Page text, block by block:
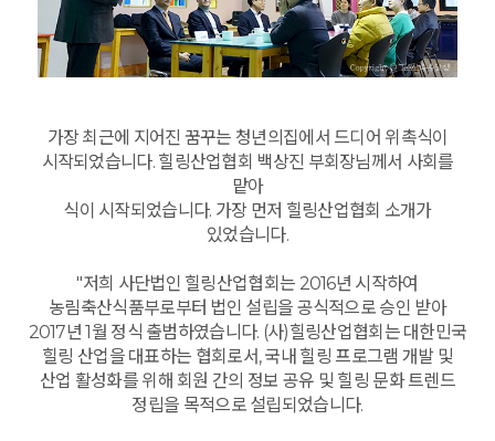
가장 최근에 지어진 꿈꾸는 청년의집에서 드디어 위촉식이
시작되었습니다. 힐링산업협회 백상진 부회장님께서 사회를
맡아
식이 시작되었습니다. 가장 먼저 힐링산업협회 소개가
있었습니다.
"저희 사단법인 힐링산업협회는 2016년 시작하여
농림축산식품부로부터 법인 설립을 공식적으로 승인 받아
2017년 1월 정식 출범하였습니다. (사)힐링산업협회는 대한민국
힐링 산업을 대표하는 협회로서, 국내 힐링 프로그램 개발 및
산업 활성화를 위해 회원 간의 정보 공유 및 힐링 문화 트렌드
정립을 목적으로 설립되었습니다.